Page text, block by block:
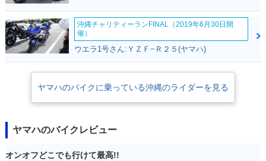
沖縄チャリティーランFINAL（2019年6月30日開
催）
ウエラ1号さん:ＹＺＦ−Ｒ２５(ヤマハ)
ヤマハのバイクに乗っている沖縄のライダーを見る
ヤマハのバイクレビュー
オンオフどこでも行けて最高!!